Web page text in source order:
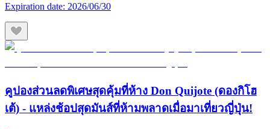
Expiration date: 2026/06/30
คูปองส่วนลดพิเศษสุดคุ้มที่ห้าง Don Quijote (ดองกิโฮ
เต้) - แหล่งช้อปสุดมันส์ที่ห้ามพลาดเมื่อมาเที่ยวญี่ปุ่น!